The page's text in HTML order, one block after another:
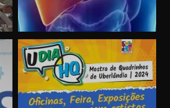
Vida” celebra 10 anos com show
reunirá arte, cultura e
de Uberlândia em dois dias de